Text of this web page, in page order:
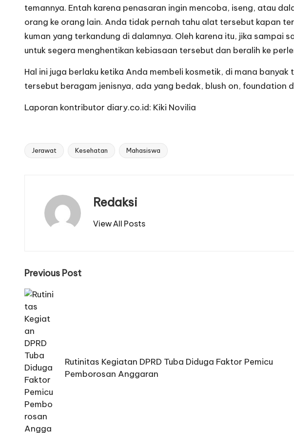
temannya. Entah karena penasaran ingin mencoba, iseng, atau
orang ke orang lain. Anda tidak pernah tahu alat tersebut kapan
kuman yang terkandung di dalamnya. Oleh karena itu, jika
untuk segera menghentikan kebiasaan tersebut dan beralih ke
Hal ini juga berlaku ketika Anda membeli kosmetik, di mana
tersebut beragam jenisnya, ada yang bedak, blush on, foundation
Laporan kontributor diary.co.id: Kiki Novilia
Tags:
Jerawat Kesehatan Mahasiswa
Redaksi
View All Posts
Post
navigation
Previous Post
Rutinitas Kegiatan DPRD Tuba Diduga Faktor Pemicu
Pemborosan Anggaran